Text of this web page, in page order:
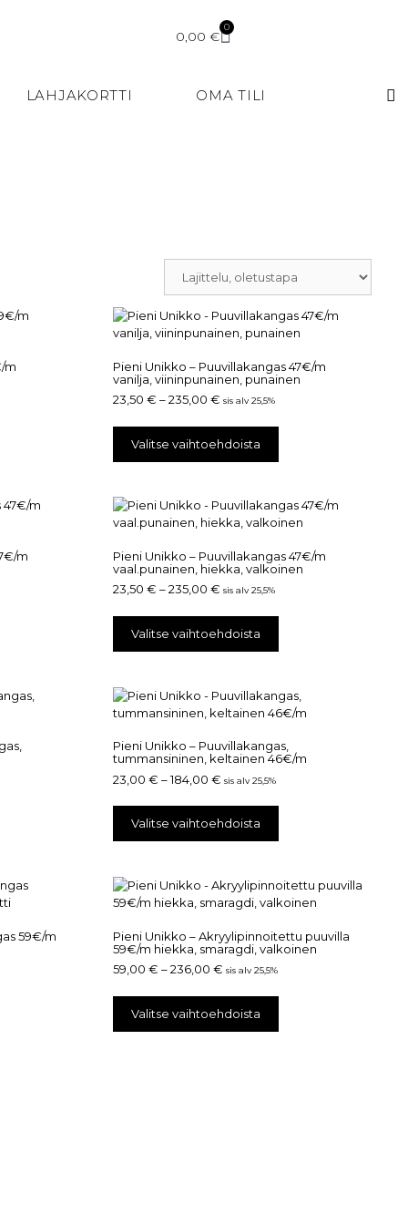
0,00€
0
LAHJAKORTTI OMA TILI
m
Pieni Unikko – Puuvillakangas 47€/m
vanilja, viininpunainen, punainen
23,50€ – 235,00€ sis alv 25,5%
Valitse vaihtoehdoista
m
Pieni Unikko – Puuvillakangas 47€/m
vaal.punainen, hiekka, valkoinen
23,50€ – 235,00€ sis alv 25,5%
Valitse vaihtoehdoista
Pieni Unikko – Puuvillakangas,
tummansininen, keltainen 46€/m
23,00€ – 184,00€ sis alv 25,5%
Valitse vaihtoehdoista
59€/m
Pieni Unikko – Akryylipinnoitettu puuvilla
59€/m hiekka, smaragdi, valkoinen
59,00€ – 236,00€ sis alv 25,5%
Valitse vaihtoehdoista